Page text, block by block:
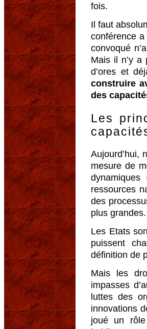
fois.
Il faut
conférence
convoqué
Mais il n’y a
d’ores et
construire
des
Les
Aujourd’hui,
mesure de
ressources
des
plus grandes.
Les Etats
puissent
définition de
Mais les
impasses
luttes des
innovations
joué un